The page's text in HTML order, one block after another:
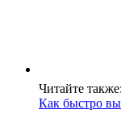
Читайте также:
Как быстро